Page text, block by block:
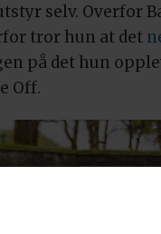
selv. Overfor
tror hun at det
på det hun
Off.